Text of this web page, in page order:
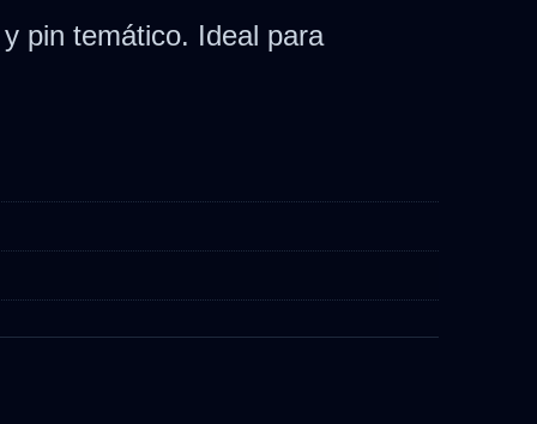
pin temático. Ideal para